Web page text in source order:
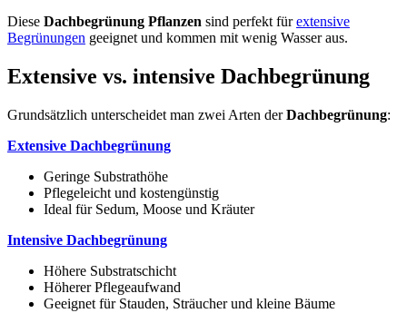
Diese Dachbegrünung Pflanzen sind perfekt fürextensive
Begrünungen geeignet und kommen mit wenig Wasser aus.
Extensive vs. intensive Dachbegrünung
Grundsätzlich unterscheidet man zwei Arten derDachbegrünung:
Extensive Dachbegrünung
Geringe Substrathöhe
Pflegeleicht und kostengünstig
Ideal für Sedum, Moose und Kräuter
Intensive Dachbegrünung
Höhere Substratschicht
Höherer Pflegeaufwand
Geeignet für Stauden, Sträucher und kleine Bäume